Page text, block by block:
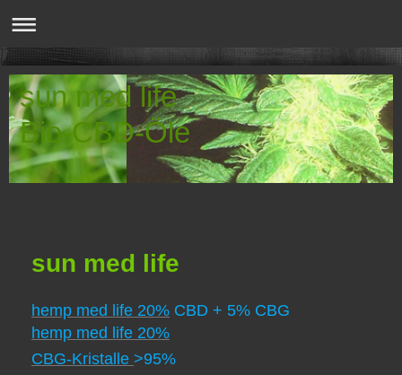
sun med life
Bio-CBD-Öle
sun med life
he​mp med life 20% CBD + 5% CBG
he​mp med life 20%
CBG-Kristalle >95%